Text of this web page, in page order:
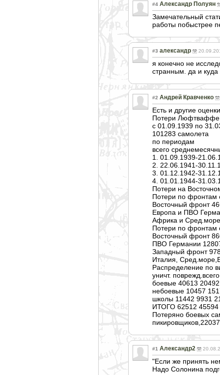
#4 Александр Полуян
Замечательный
работы побыстрее
#3 александр
я конечно не
странным. да и куда
#2 Андрей Кравченко
Есть и другие
Потери Люфтваффе
с 01.09.1939 по
101283 самолета
по периодам
всего
1. 01.09.1939-
2. 22.06.1941-
3. 01.12.1942-
4. 01.01.1944-
Потери на
Потери по фронтам
Восточный фронт
Европа и ПВО
Африка и
Потери по фронтам
Восточный фронт
ПВО Германии
Западный фронт
Италия,
Распределение по
уничт. поврежд.всего
боевые 40613
небоевые 10457
школы 11442 9931
ИТОГО 62512 45594
Потеряно боевых
пикировщиков,22
#1 Александр2
"Если же принять
Надо Солонина